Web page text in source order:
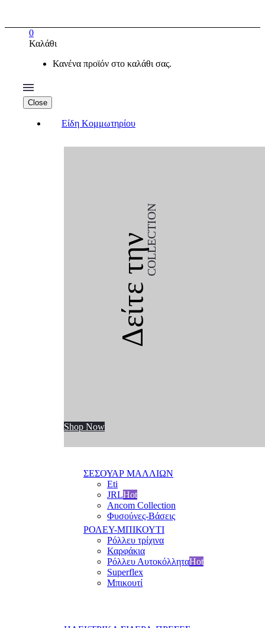
Close
Είδη Κομμωτηρίου
Δείτε τηνCOLLECTION
Shop Now
ΣΕΣΟΥΑΡ ΜΑΛΛΙΩΝ
Eti
JRLHot
Ancom Collection
Φυσούνες-Βάσεις
ΡΟΛΕΥ-ΜΠΙΚΟΥΤΙ
Ρόλλευ τρίχινα
Καρφάκια
Ρόλλευ ΑυτοκόλληταHot
Superflex
Μπικουτί
0
Καλάθι
Κανένα προϊόν στο καλάθι σας.